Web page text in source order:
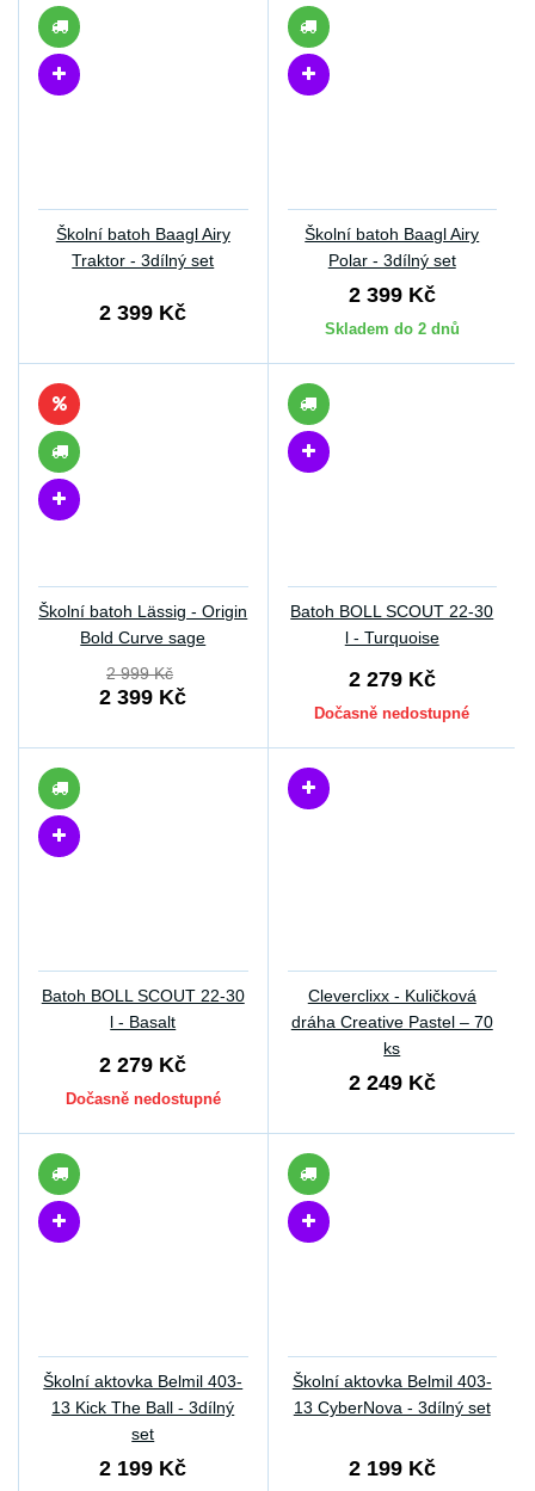
Školní batoh Baagl Airy
Traktor - 3dílný set
2 399 Kč
Školní batoh Baagl Airy
Polar - 3dílný set
2 399 Kč
Skladem do 2 dnů
Školní batoh Lässig - Origin
Bold Curve sage
2 999 Kč
2 399 Kč
Batoh BOLL SCOUT 22-30
l - Turquoise
2 279 Kč
Dočasně nedostupné
Batoh BOLL SCOUT 22-30
l - Basalt
2 279 Kč
Dočasně nedostupné
Cleverclixx - Kuličková
dráha Creative Pastel – 70
ks
2 249 Kč
Školní aktovka Belmil 403-
13 Kick The Ball - 3dílný
set
2 199 Kč
Školní aktovka Belmil 403-
13 CyberNova - 3dílný set
2 199 Kč